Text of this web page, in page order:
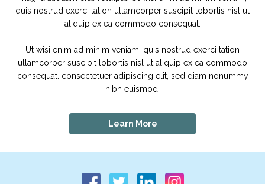
quis nostrud exerci tation ullamcorper suscipit lobortis nisl ut
aliquip ex ea commodo consequat.
Ut wisi enim ad minim veniam, quis nostrud exerci tation
ullamcorper suscipit lobortis nisl ut aliquip ex ea commodo
consequat. consectetuer adipiscing elit, sed diam nonummy
nibh euismod.
Learn More